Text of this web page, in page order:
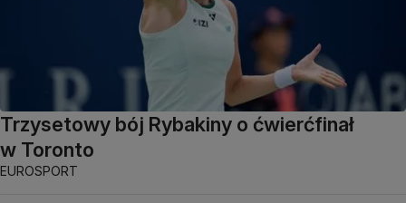
Trzysetowy bój Rybakiny o ćwierćfinał
w Toronto
EUROSPORT